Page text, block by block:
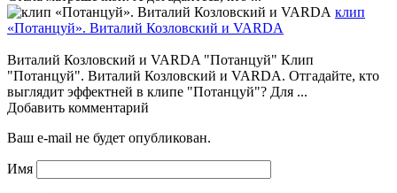
клип
«Потанцуй». Виталий Козловский и VARDA
Виталий Козловский и VARDA "Потанцуй" Клип
"Потанцуй". Виталий Козловский и VARDA. Отгадайте, кто
выглядит эффектней в клипе "Потанцуй"? Для ...
Добавить комментарий
Ваш e-mail не будет опубликован.
Имя